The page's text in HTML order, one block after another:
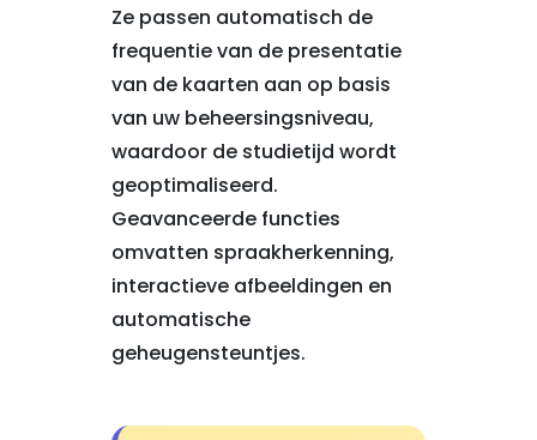
Ze passen automatisch de
frequentie van de presentatie
van de kaarten aan op basis
van uw beheersingsniveau,
waardoor de studietijd wordt
geoptimaliseerd.
Geavanceerde functies
omvatten spraakherkenning,
interactieve afbeeldingen en
automatische
geheugensteuntjes.